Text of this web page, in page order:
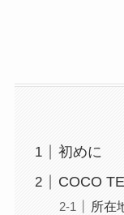
初めに
COCO
所在